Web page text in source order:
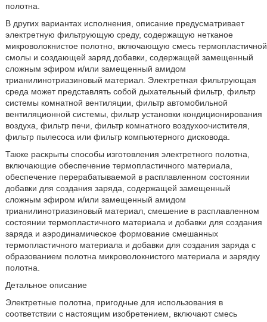
полотна.
В других вариантах исполнения, описание предусматривает
электретную фильтрующую среду, содержащую нетканое
микроволокнистое полотно, включающую смесь термопластичной
смолы и создающей заряд добавки, содержащей замещенный
сложным эфиром и/или замещенный амидом
трианилинотриазиновый материал. Электретная фильтрующая
среда может представлять собой дыхательный фильтр, фильтр
системы комнатной вентиляции, фильтр автомобильной
вентиляционной системы, фильтр установки кондиционирования
воздуха, фильтр печи, фильтр комнатного воздухоочистителя,
фильтр пылесоса или фильтр компьютерного дисковода.
Также раскрыты способы изготовления электретного полотна,
включающие обеспечение термопластичного материала,
обеспечение перерабатываемой в расплавленном состоянии
добавки для создания заряда, содержащей замещенный
сложным эфиром и/или замещенный амидом
трианилинотриазиновый материал, смешение в расплавленном
состоянии термопластичного материала и добавки для создания
заряда и аэродинамическое формование смешанных
термопластичного материала и добавки для создания заряда с
образованием полотна микроволокнистого материала и зарядку
полотна.
Детальное описание
Электретные полотна, пригодные для использования в
соответствии с настоящим изобретением, включают смесь